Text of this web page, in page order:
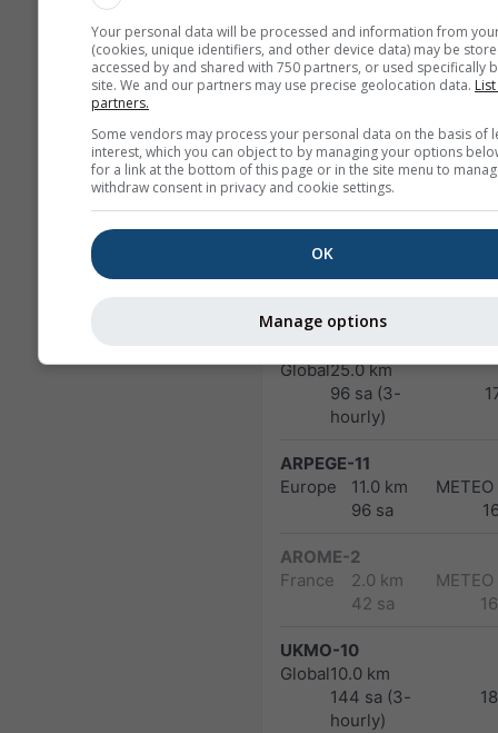
NAM-3
North America 3.0 km
HRRR-2
North America
17 sa
FV3-5
Alaska
5.0 km
Global25.0 km
96 sa (3-
hourly)
ARPEGE-11
Europe
11.0 km
96 sa
AROME-2
France
2.0 km
42 sa
UKMO-10
Global10.0 km
144 sa (3-
hourly)
Your personal data will be processed and information from
(cookies, unique identifiers, and other device data) may be
accessed by and shared with 750 partners, or used specifically
site. We and our partners may use precise geolocation data.
partners.
Some vendors may process your personal data on the basis of
interest, which you can object to by managing your options
for a link at the bottom of this page or in the site menu to
withdraw consent in privacy and cookie settings.
OK
Manage options